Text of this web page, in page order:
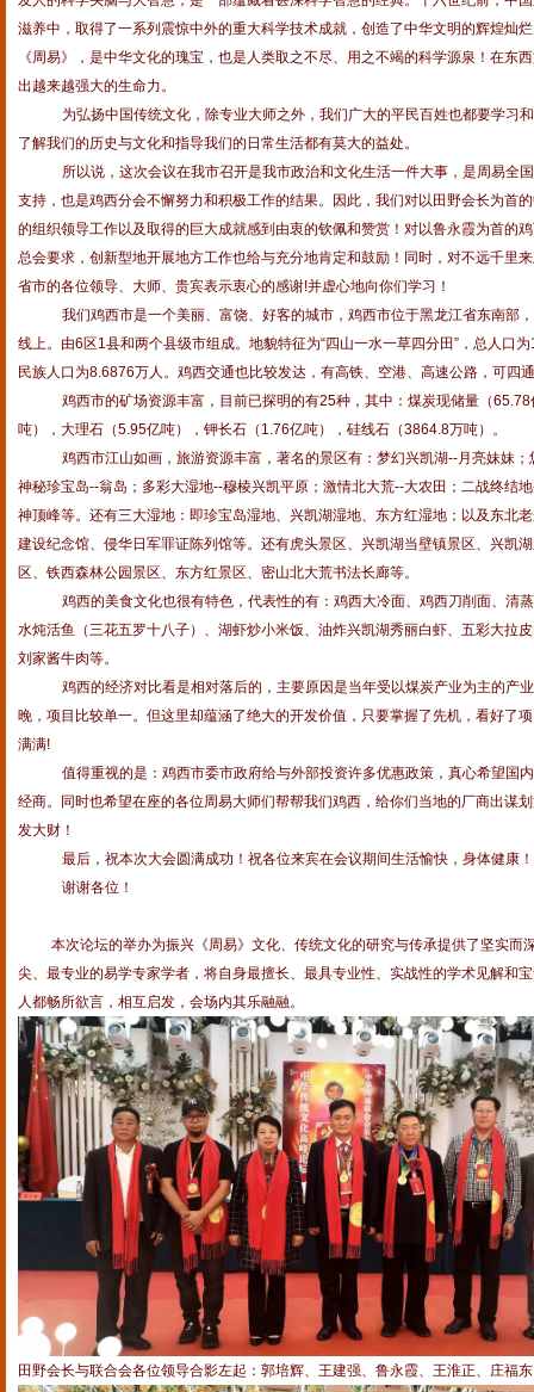
滋养中，取得了一系列震惊中外的重大科学技术成就，创造了中华文明的辉煌灿
《周易》，是中华文化的瑰宝，也是人类取之不尽、用之不竭的科学源泉！在东
出越来越强大的生命力。
为弘扬中国传统文化，除专业大师之外，我们广大的平民百姓也都要学习
了解我们的历史与文化和指导我们的日常生活都有莫大的益处。
所以说，这次会议在我市召开是我市政治和文化生活一件大事，是周易全
支持，也是鸡西分会不懈努力和积极工作的结果。因此，我们对以田野会长为首
的组织领导工作以及取得的巨大成就感到由衷的钦佩和赞赏！对以鲁永霞为首的
总会要求，创新型地开展地方工作也给与充分地肯定和鼓励！同时，对不远千里
省市的各位领导、大师、贵宾表示衷心的感谢!并虚心地向你们学习！
我们鸡西市是一个美丽、富饶、好客的城市，鸡西市位于黑龙江省东南部
线上。由6 区1县和两个县级市组成。地貌特征为“四山一水一草四分田”，总人口为
民族人口为8.6876万人。鸡西交通也比较发达，有高铁、空港、高速公路，可四
鸡西市的矿场资源丰富，目前已探明的有25种，其中：煤炭现储量（65.78
吨），大理石（5.95亿吨），钾长石（ 1.76亿吨），硅线石（3864.8万吨）。
鸡西市江山如画，旅游资源丰富，著名的景区有：梦幻兴凯湖--月亮妹妹
神秘珍宝岛--翁岛；多彩大湿地--穆棱兴凯平原；激情北大荒--大农田；二战终结
神顶峰等。还有三大湿地：即珍宝岛湿地、兴凯湖湿地、东方红湿地；以及东北
建设纪念馆、侵华日军罪证陈列馆等。还有虎头景区、兴凯湖当壁镇景区、兴凯
区、铁西森林公园景区、东方红景区、密山北大荒书法长廊等。
鸡西的美食文化也很有特色，代表性的有：鸡西大冷面、鸡西刀削面、清
水炖活鱼（三花五罗十八子）、湖虾炒小米饭、油炸兴凯湖秀丽白虾、五彩大拉
刘家酱牛肉等。
鸡西的经济对比看是相对落后的，主要原因是当年受以煤炭产业为主的产
晚，项目比较单一。但这里却蕴涵了绝大的开发价值，只要掌握了先机，看好了
满满!
值得重视的是：鸡西市委市政府给与外部投资许多优惠政策，真心希望国
经商。同时也希望在座的各位周易大师们帮帮我们鸡西，给你们当地的厂商出谋
发大财！
最后，祝本次大会圆满成功！祝各位来宾在会议期间生活愉快，身体健康！
谢谢各位！
本次论坛的举办为振兴《周易》文化、传统文化的研究与传承提供了坚实而
尖、最专业的易学专家学者，将自身最擅长、最具专业性、实战性的学术见解和
人都畅所欲言，相互启发，会场内其乐融融。
田野会长与联合会各位领导合影左起：郭培辉、王建强、鲁永霞、王淮正、庄福